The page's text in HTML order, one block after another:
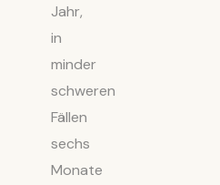
Jahr,
in
minder
schweren
Fällen
sechs
Monate